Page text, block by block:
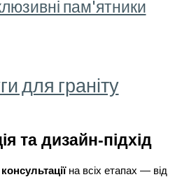
пам'ятники
для граніту
та дизайн-підхід
консультаціїна всіх етапах — від